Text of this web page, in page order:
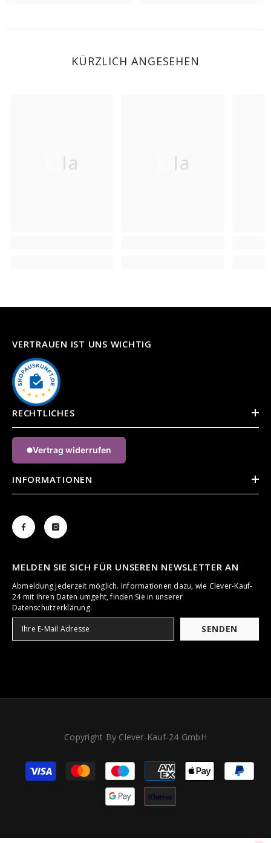
KÜRZLICH ANGESEHEN
Ella Ella
VERTRAUEN IST UNS WICHTIG
RECHTLICHES
Vertrag widerrufen
INFORMATIONEN
MELDEN SIE SICH FÜR UNSEREN NEWSLETTER AN
Abmeldung jederzeit möglich. Informationen dazu, wie Clever-Kauf-
24 mit Ihren Daten umgeht, finden Sie in unserer
Datenschutzerklärung.
SENDEN
Copyright By Clever-Kauf-24 GmbH
Zahlungsarten